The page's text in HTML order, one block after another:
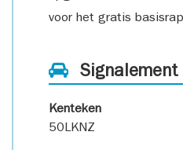
voor het gratis
Signalement
Kenteken
50LKNZ